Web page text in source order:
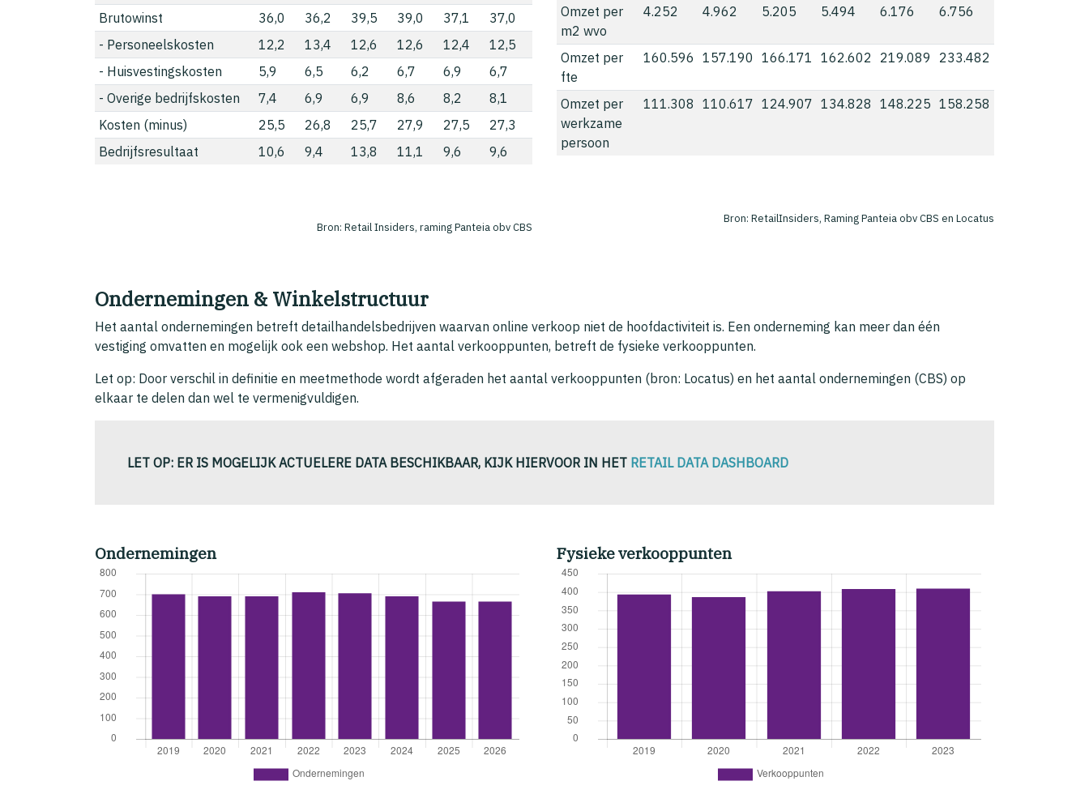
Brutowinst
36,0 36,2 39,5 39,0 37,1
37,0
- Personeelskosten
12,2 13,4 12,6 12,6 12,4
12,5
- Huisvestingskosten
5,9 6,5 6,2 6,7 6,9
6,7
- Overige bedrijfskosten
7,4 6,9 6,9 8,6 8,2
8,1
Kosten (minus)
25,5 26,8 25,7 27,9 27,5
27,3
Bedrijfsresultaat
10,6 9,4 13,8 11,1 9,6 9,6
Bron: Retail Insiders, raming Panteia obv CBS
Omzet per
m2 wvo
4.252 4.962 5.205 5.494 6.176 6.756
Omzet per
fte
160.596 157.190 166.171 162.602 219.089 233.482
Omzet per
werkzame
persoon
111.308 110.617 124.907 134.828 148.225 158.258
Bron: RetailInsiders, Raming Panteia obv CBS en Locatus
Ondernemingen & Winkelstructuur
Het aantal ondernemingen betreft detailhandelsbedrijven waarvan online verkoop niet de hoofdactiviteit is. Een onderneming kan meer dan één
vestiging omvatten en mogelijk ook een webshop. Het aantal verkooppunten, betreft de fysieke verkooppunten.
Let op: Door verschil in definitie en meetmethode wordt afgeraden het aantal verkooppunten (bron: Locatus) en het aantal ondernemingen (CBS) op
elkaar te delen dan wel te vermenigvuldigen.
LET OP: ER IS MOGELIJK ACTUELERE DATA BESCHIKBAAR, KIJK HIERVOOR IN HET RETAIL DATA DASHBOARD
Ondernemingen Fysieke verkooppunten